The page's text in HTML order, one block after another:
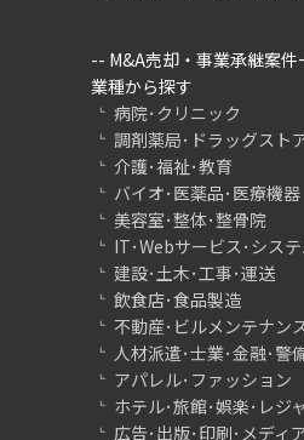
-- M&A売却・事業承継案件
業種から探す
病院･クリニック
調剤薬局･ドラッグスト
介護･福祉･教育
バイオ･医薬品･医療機器
美容室･整体･整骨院
IT･Webサービス･シス
建設･土木･工事･運送
飲食店･食品製造
不動産･ビルメンテナン
人材派遣･士業･金融･警
アパレル･ファッション
ホテル･旅館･娯楽･レジ
広告･出版･印刷･メディ